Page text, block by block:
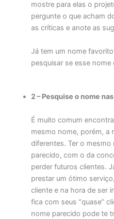
mostre para elas o
pergunte o que acham
as críticas e anote as
Já tem um nome
pesquisar se esse nome
2 – Pesquise o nome
É muito comum
mesmo nome, porém, a
diferentes. Ter o
parecido, com o da
perder futuros clientes.
prestar um ótimo
cliente e na hora de ser
fica com seus “quase”
nome parecido pode te